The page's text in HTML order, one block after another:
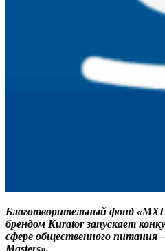
Благотворительный фонд
брендом Kurator запускает
сфере общественного питания
Masters».